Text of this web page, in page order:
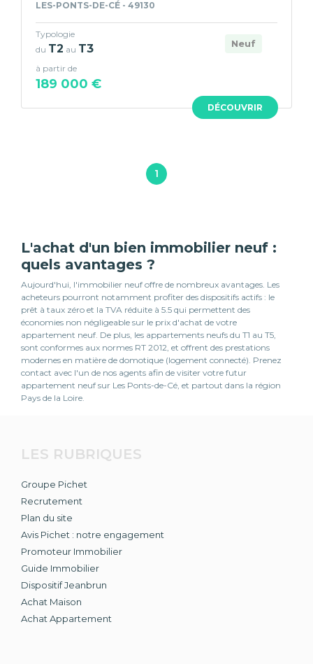
DÉCOUVRIR
LES-PONTS-DE-CÉ - 49130
Neuf
Typologie
du T2 au T3
à partir de
189 000 €
1
L'achat d'un bien immobilier neuf :
quels avantages ?
Aujourd'hui, l'immobilier neuf offre de nombreux avantages. Les
acheteurs pourront notamment profiter des dispositifs actifs : le
prêt à taux zéro et la TVA réduite à 5.5 qui permettent des
économies non négligeable sur le prix d'achat de votre
appartement neuf. De plus, les appartements neufs du T1 au T5,
sont conformes aux normes RT 2012, et offrent des prestations
modernes en matière de domotique (logement connecté). Prenez
contact avec l'un de nos agents afin de visiter votre futur
appartement neuf sur Les Ponts-de-Cé, et partout dans la région
Pays de la Loire.
LES RUBRIQUES
Groupe Pichet
Recrutement
Plan du site
Avis Pichet : notre engagement
Promoteur Immobilier
Guide Immobilier
Dispositif Jeanbrun
Achat Maison
Achat Appartement